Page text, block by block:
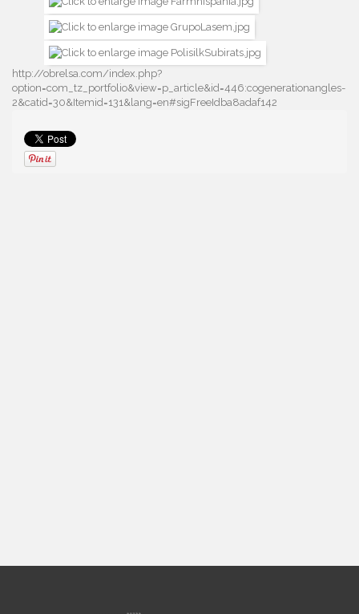
http://obrelsa.com/index.php?
option=com_tz_portfolio&view=p_article&id=446:cogenerationangles-
2&catid=30&Itemid=131&lang=en#sigFreeIdba8adaf142